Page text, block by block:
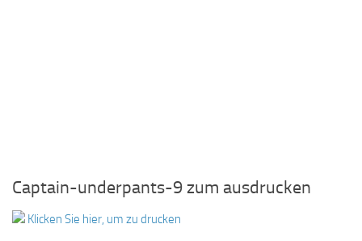
Captain-underpants-9 zum ausdrucken
Klicken Sie hier, um zu drucken